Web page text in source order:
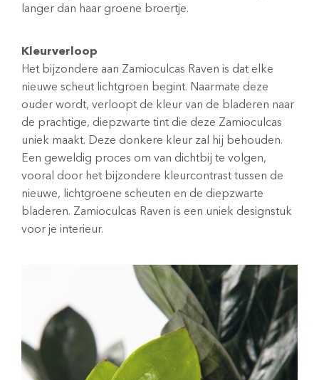
langer dan haar groene broertje.
Kleurverloop
Het bijzondere aan Zamioculcas Raven is dat elke
nieuwe scheut lichtgroen begint. Naarmate deze
ouder wordt, verloopt de kleur van de bladeren naar
de prachtige, diepzwarte tint die deze Zamioculcas
uniek maakt. Deze donkere kleur zal hij behouden.
Een geweldig proces om van dichtbij te volgen,
vooral door het bijzondere kleurcontrast tussen de
nieuwe, lichtgroene scheuten en de diepzwarte
bladeren. Zamioculcas Raven is een uniek designstuk
voor je interieur.